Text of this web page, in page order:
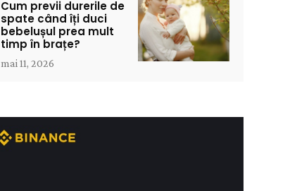
Cum previi durerile de
spate când îți duci
bebelușul prea mult
timp în brațe?
mai 11, 2026